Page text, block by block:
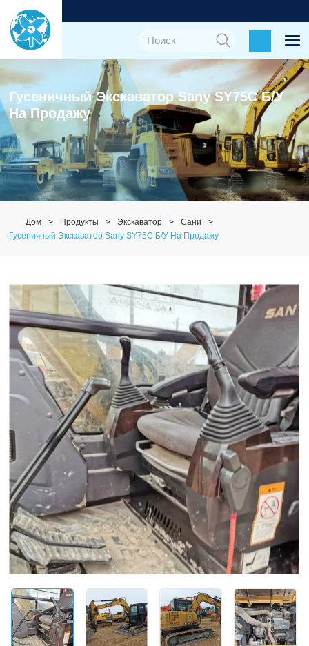
Гусеничный Экскаватор Sany SY75C Б/у
На Продажу
Дом Продукты Экскаватор
Сани
Гусеничный Экскаватор Sany SY75C Б/у На Продажу